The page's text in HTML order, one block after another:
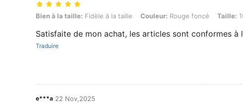
Bien à la taille: Fidèle à la taille, Couleur: Rouge foncé, Taille: 10Y
Bien à la taille: Fidèle à la taille Couleur: Rouge foncé Taille:
Satisfaite de mon achat, les articles sont conformes à
Traduire
e***a 22 Nov,2025